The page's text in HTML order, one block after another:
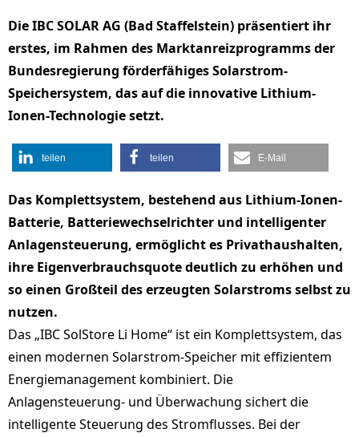
Die IBC SOLAR AG (Bad Staffelstein) präsentiert ihr
erstes, im Rahmen des Marktanreizprogramms der
Bundesregierung förderfähiges Solarstrom-
Speichersystem, das auf die innovative Lithium-
Ionen-Technologie setzt.
teilen teilen E-Mail
Das Komplettsystem, bestehend aus Lithium-Ionen-
Batterie, Batteriewechselrichter und intelligenter
Anlagensteuerung, ermöglicht es Privathaushalten,
ihre Eigenverbrauchsquote deutlich zu erhöhen und
so einen Großteil des erzeugten Solarstroms selbst zu
nutzen.
Das „IBC SolStore Li Home“ ist ein Komplettsystem, das
einen modernen Solarstrom-Speicher mit effizientem
Energiemanagement kombiniert. Die
Anlagensteuerung- und Überwachung sichert die
intelligente Steuerung des Stromflusses. Bei der